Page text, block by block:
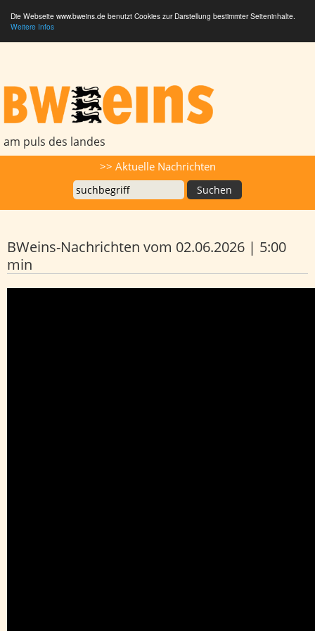
Die Webseite www.bweins.de benutzt Cookies zur Darstellung bestimmter Seiteninhalte.
Weitere Infos
am puls des landes
>> Aktuelle Nachrichten
BWeins-Nachrichten vom 02.06.2026 | 5:00
min